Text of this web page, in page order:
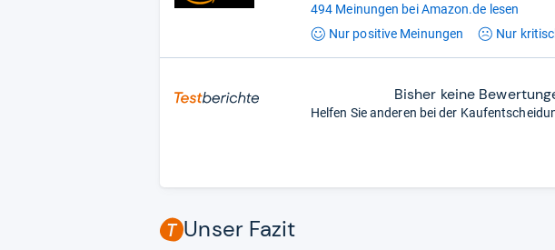
494 Meinungen bei Amazon.de lesen
Nur positive Meinungen Nur
Bisher keine
Helfen Sie anderen bei der
Unser Fazit